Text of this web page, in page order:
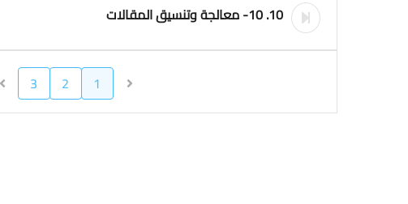
10. 10- معالجة وتنسيق المقالات
1
2
3